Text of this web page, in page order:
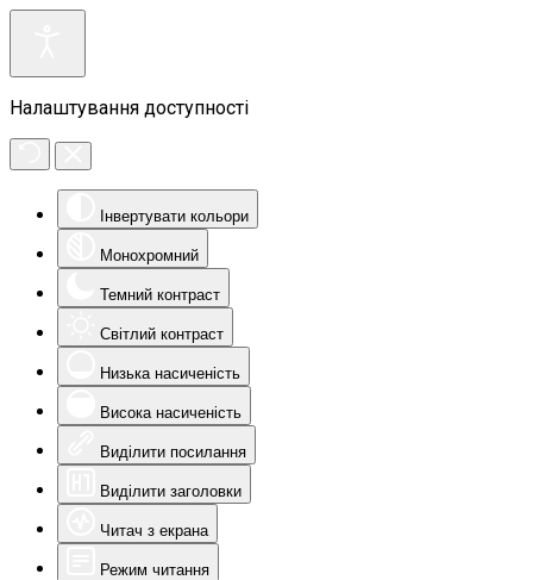
Налаштування доступності
Інвертувати кольори
Монохромний
Темний контраст
Світлий контраст
Низька насиченість
Висока насиченість
Виділити посилання
Виділити заголовки
Читач з екрана
Режим читання